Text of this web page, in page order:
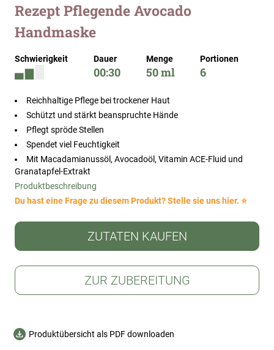
Zum
Anfang
der
springen
Rezept Pflegende Avocado
Handmaske
Schwierigkeit Dauer
00:30
Menge
50 ml
Portionen
6
Reichhaltige Pflege bei trockener Haut
Schützt und stärkt beanspruchte Hände
Pflegt spröde Stellen
Spendet viel Feuchtigkeit
Mit Macadamianussöl, Avocadoöl, Vitamin ACE-Fluid und
Granatapfel-Extrakt
Produktbeschreibung
Du hast eine Frage zu diesem Produkt? Stelle sie uns hier. ⭐
ZUTATEN KAUFEN
ZUR ZUBEREITUNG
Produktübersicht als PDF downloaden